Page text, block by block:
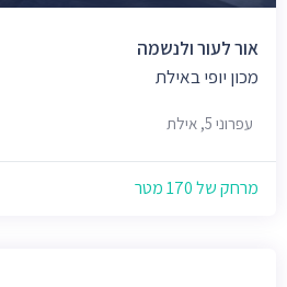
אור לעור ולנשמה
מכון יופי באילת
עפרוני 5, אילת
מרחק של 170 מטר